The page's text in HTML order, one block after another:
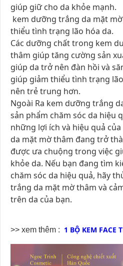
giúp giữ cho da khỏe mạnh.
kem dưỡng trắng da mặt
thiểu tình trạng lão hóa da.
Các dưỡng chất trong kem
thâm giúp tăng cường sản
giúp da trở nên đàn hồi và
giúp giảm thiểu tình trạng
nên trẻ trung hơn.
Ngoài Ra kem dưỡng trắng
sản phẩm chăm sóc da hiệu
những lợi ích và hiệu quả
da mặt mờ thâm đang trở
được ưa chuộng trong việc
khỏe da. Nếu bạn đang tìm
chăm sóc da hiệu quả, hãy
trắng da mặt mờ thâm và
trên da của bạn.
>> xem thêm : 1 BỘ KEM FACE